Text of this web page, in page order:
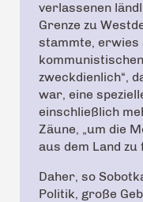
verlassenen
Grenze zu
stammte, erwies
zweckdienlich“,
war, eine
einschließlich
Zäune, „um die
aus dem Land zu
Daher, so
Politik, große